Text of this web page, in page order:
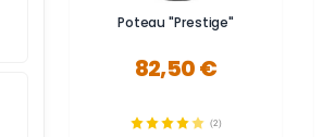
Poteau "Prestige"
82,50 €
(2)